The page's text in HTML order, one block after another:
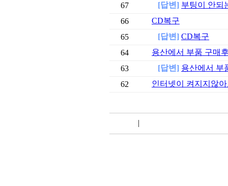
67
[답변] 부팅이 안되
66
CD복구
65
[답변] CD복구
64
용산에서 부품 구매
63
[답변] 용산에서 부
62
인터넷이 켜지지않
|